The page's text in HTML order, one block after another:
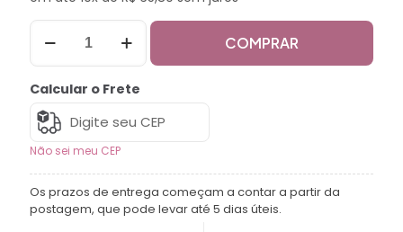
COMPRAR
Calcular o Frete
Não sei meu CEP
Os prazos de entrega começam a contar a partir da
postagem, que pode levar até 5 dias úteis.